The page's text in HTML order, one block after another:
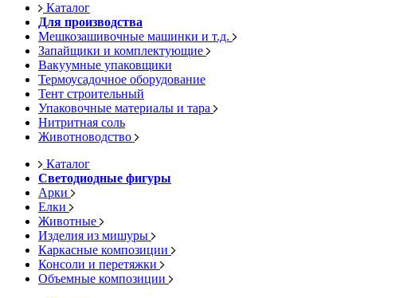
Каталог
Для производства
Мешкозашивочные машинки и т.д.
Запайщики и комплектующие
Вакуумные упаковщики
Термоусадочное оборудование
Тент строительный
Упаковочные материалы и тара
Нитритная соль
Животноводство
Каталог
Светодиодные фигуры
Арки
Елки
Животные
Изделия из мишуры
Каркасные композиции
Консоли и перетяжки
Объемные композиции